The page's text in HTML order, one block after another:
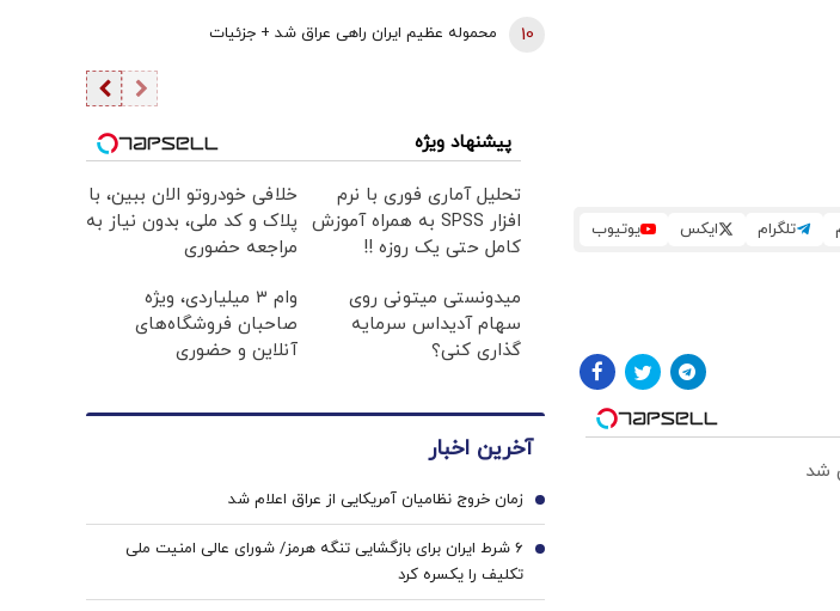
تلگرام ایکس یوتیوب
محموله عظیم ایران راهی عراق شد + جزئیات 10
پیشنهاد ویژه
تحلیل آماری فوری با نرم
افزار SPSS به همراه آموزش
کامل حتی یک روزه !!
خلافی خودروتو الان ببین، با
پلاک و کد ملی، بدون نیاز به
مراجعه حضوری
میدونستی میتونی روی
سهام آدیداس سرمایه
گذاری کنی؟
وام ۳ میلیاردی، ویژه
صاحبان فروشگاه‌های
آنلاین و حضوری
آخرین اخبار
زمان خروج نظامیان آمریکایی از عراق اعلام شد 1
۶ شرط ایران برای بازگشایی تنگه هرمز/ شورای عالی امنیت ملی
تکلیف را یکسره کرد
2